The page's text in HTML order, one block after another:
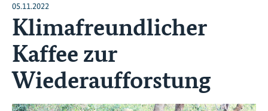
05.11.2022
Klimafreundlicher
Kaffee zur
Wiederaufforstung